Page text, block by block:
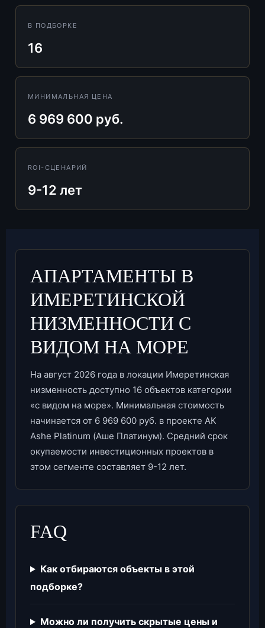
В ПОДБОРКЕ
16
МИНИМАЛЬНАЯ ЦЕНА
6 969 600 руб.
ROI-СЦЕНАРИЙ
9-12 лет
АПАРТАМЕНТЫ В
ИМЕРЕТИНСКОЙ
НИЗМЕННОСТИ С
ВИДОМ НА МОРЕ
На август 2026 года в локации Имеретинская
низменность доступно 16 объектов категории
«с видом на море». Минимальная стоимость
начинается от 6 969 600 руб. в проекте АК
Ashe Platinum (Аше Платинум). Средний срок
окупаемости инвестиционных проектов в
этом сегменте составляет 9-12 лет.
FAQ
Как отбираются объекты в этой
подборке?
Можно ли получить скрытые цены и